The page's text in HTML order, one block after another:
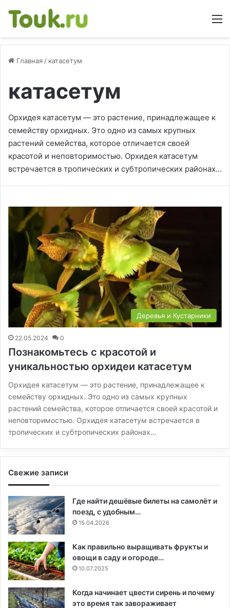
Главная / катасетум
катасетум
Орхидея катасетум — это растение, принадлежащее к
семейству орхидных. Это одно из самых крупных
растений семейства, которое отличается своей
красотой и неповторимостью. Орхидея катасетум
встречается в тропических и субтропических районах…
Деревья и Кустарники
22.05.2024 0
Познакомьтесь с красотой и
уникальностью орхидеи катасетум
Орхидея катасетум — это растение, принадлежащее к
семейству орхидных. Это одно из самых крупных
растений семейства, которое отличается своей красотой и
неповторимостью. Орхидея катасетум встречается в
тропических и субтропических районах…
Свежие записи
Где найти дешёвые билеты на самолёт и
поезд, с удобным…
15.04.2026
Как правильно выращивать фрукты и
овощи в саду и огороде…
10.07.2025
Когда начинает цвести сирень и почему
это время так завораживает